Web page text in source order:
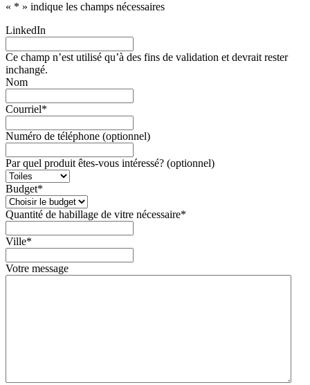
« * » indique les champs nécessaires
LinkedIn
Ce champ n’est utilisé qu’à des fins de validation et devrait rester
inchangé.
Nom
Courriel*
Numéro de téléphone (optionnel)
Par quel produit êtes-vous intéressé? (optionnel)
Budget*
Quantité de habillage de vitre nécessaire*
Ville*
Votre message